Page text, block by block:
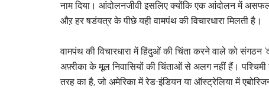
नाम दिया। आंदोलनजीवी इसलिए क्योंकि एक आंदोलन में
औऱ हर षडंयत्र के पीछे यही वामपंथ की विचारधारा मिलती है।
वामपंथ की विचारधारा में हिंदुओं की चिंता करने वाले को संगठन
अफ़्रीका के मूल निवासियों की चिंताओं से अलग नहीं हैं। पश्चिमी
तरह का है, जो अमेरिका में रेड-इंडियन या ऑस्ट्रेलिया में